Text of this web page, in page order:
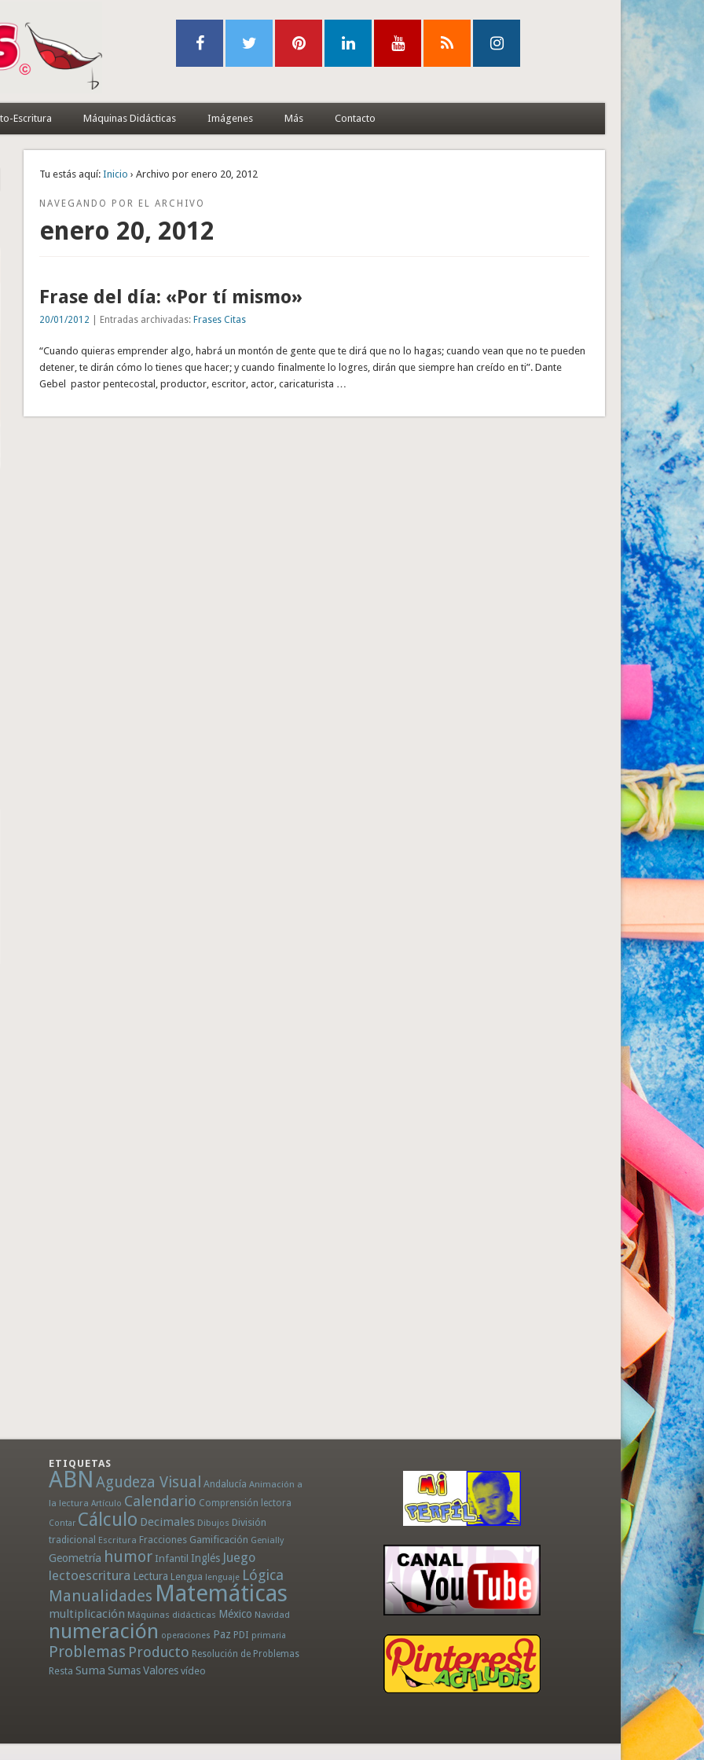
Escritura Máquinas Didácticas Imágenes Más Contacto
Tu estás aquí: Inicio › Archivo por enero 20, 2012
NAVEGANDO POR EL ARCHIVO
enero 20, 2012
Frase del día: «Por tí mismo»
20/01/2012 | Entradas archivadas:Frases Citas
“Cuando quieras emprender algo, habrá un montón de gente que te dirá que no lo hagas; cuando vean que no te pueden
detener, te dirán cómo lo tienes que hacer; y cuando finalmente lo logres, dirán que siempre han creído en ti”. Dante
Gebel pastor pentecostal, productor, escritor, actor, caricaturista …
ETIQUETAS
ABN Agudeza Visual Andalucía Animación a
la lectura Artículo Calendario Comprensión lectora
Contar Cálculo Decimales Dibujos División
tradicional Escritura Fracciones Gamificación Genially
Geometría humor Infantil Inglés Juego
lectoescritura Lectura Lengua lenguaje Lógica
Manualidades Matemáticas
multiplicación Máquinas didácticas México Navidad
numeración operaciones Paz PDI primaria
Problemas Producto Resolución de Problemas
Resta Suma SumasValores vídeo